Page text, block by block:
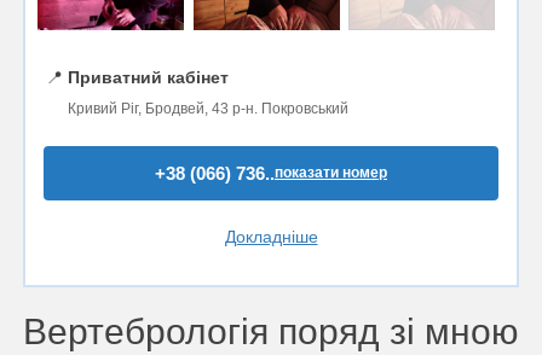
📍 Приватний кабінет
Кривий Ріг, Бродвей, 43 р-н. Покровський
+38 (066) 736..показати номер
Докладніше
Вертебрологія поряд зі мною